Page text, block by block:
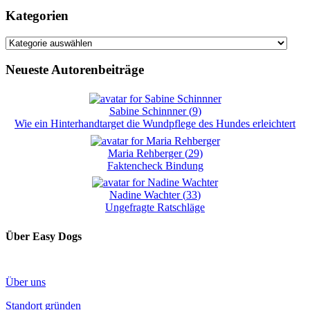
Kategorien
Kategorien
Neueste Autorenbeiträge
Sabine Schinnner(9)
Wie ein Hinterhandtarget die Wundpflege des Hundes erleichtert
Maria Rehberger(29)
Faktencheck Bindung
Nadine Wachter(33)
Ungefragte Ratschläge
Über Easy Dogs
Über uns
Standort gründen